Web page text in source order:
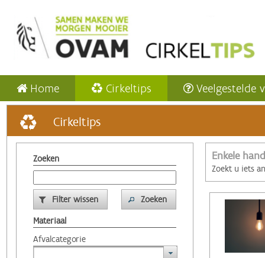
Home Cirkeltips Veelgestelde
Cirkeltips
Zoeken
Filter wissen
Zoeken
Materiaal
Afvalcategorie
Enkele
Zoekt u iets